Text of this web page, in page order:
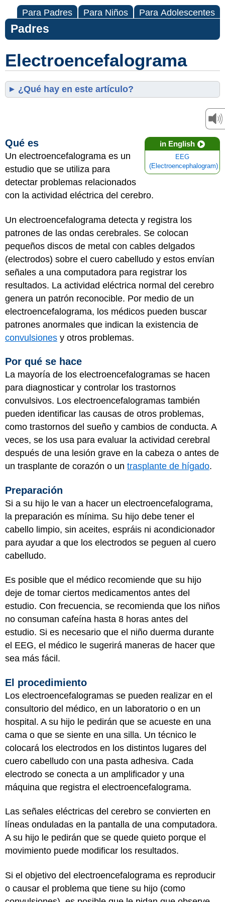
Para Padres Para Niños Para Adolescentes
Padres
Electroencefalograma
¿Qué hay en este artículo?
in English
EEG
(Electroencephalogram)
Qué es
Un electroencefalograma es un
estudio que se utiliza para
detectar problemas relacionados
con la actividad eléctrica del cerebro.
Un electroencefalograma detecta y registra los
patrones de las ondas cerebrales. Se colocan
pequeños discos de metal con cables delgados
(electrodos) sobre el cuero cabelludo y estos envían
señales a una computadora para registrar los
resultados. La actividad eléctrica normal del cerebro
genera un patrón reconocible. Por medio de un
electroencefalograma, los médicos pueden buscar
patrones anormales que indican la existencia de
convulsiones y otros problemas.
Por qué se hace
La mayoría de los electroencefalogramas se hacen
para diagnosticar y controlar los trastornos
convulsivos. Los electroencefalogramas también
pueden identificar las causas de otros problemas,
como trastornos del sueño y cambios de conducta. A
veces, se los usa para evaluar la actividad cerebral
después de una lesión grave en la cabeza o antes de
un trasplante de corazón o un trasplante de hígado.
Preparación
Si a su hijo le van a hacer un electroencefalograma,
la preparación es mínima. Su hijo debe tener el
cabello limpio, sin aceites, espráis ni acondicionador
para ayudar a que los electrodos se peguen al cuero
cabelludo.
Es posible que el médico recomiende que su hijo
deje de tomar ciertos medicamentos antes del
estudio. Con frecuencia, se recomienda que los niños
no consuman cafeína hasta 8 horas antes del
estudio. Si es necesario que el niño duerma durante
el EEG, el médico le sugerirá maneras de hacer que
sea más fácil.
El procedimiento
Los electroencefalogramas se pueden realizar en el
consultorio del médico, en un laboratorio o en un
hospital. A su hijo le pedirán que se acueste en una
cama o que se siente en una silla. Un técnico le
colocará los electrodos en los distintos lugares del
cuero cabelludo con una pasta adhesiva. Cada
electrodo se conecta a un amplificador y una
máquina que registra el electroencefalograma.
Las señales eléctricas del cerebro se convierten en
líneas onduladas en la pantalla de una computadora.
A su hijo le pedirán que se quede quieto porque el
movimiento puede modificar los resultados.
Si el objetivo del electroencefalograma es reproducir
o causar el problema que tiene su hijo (como